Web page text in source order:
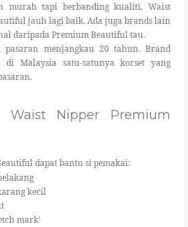
murah tapi berbanding kualiti, Waist
jauh lagi baik. Ada juga brands lain
daripada Premium Beautiful tau.
pasaran menjangkau 20 tahun. Brand
di Malaysia satu-satunya korset yang
Waist Nipper Premium
dapat bantu si pemakai:
kecil
mark'